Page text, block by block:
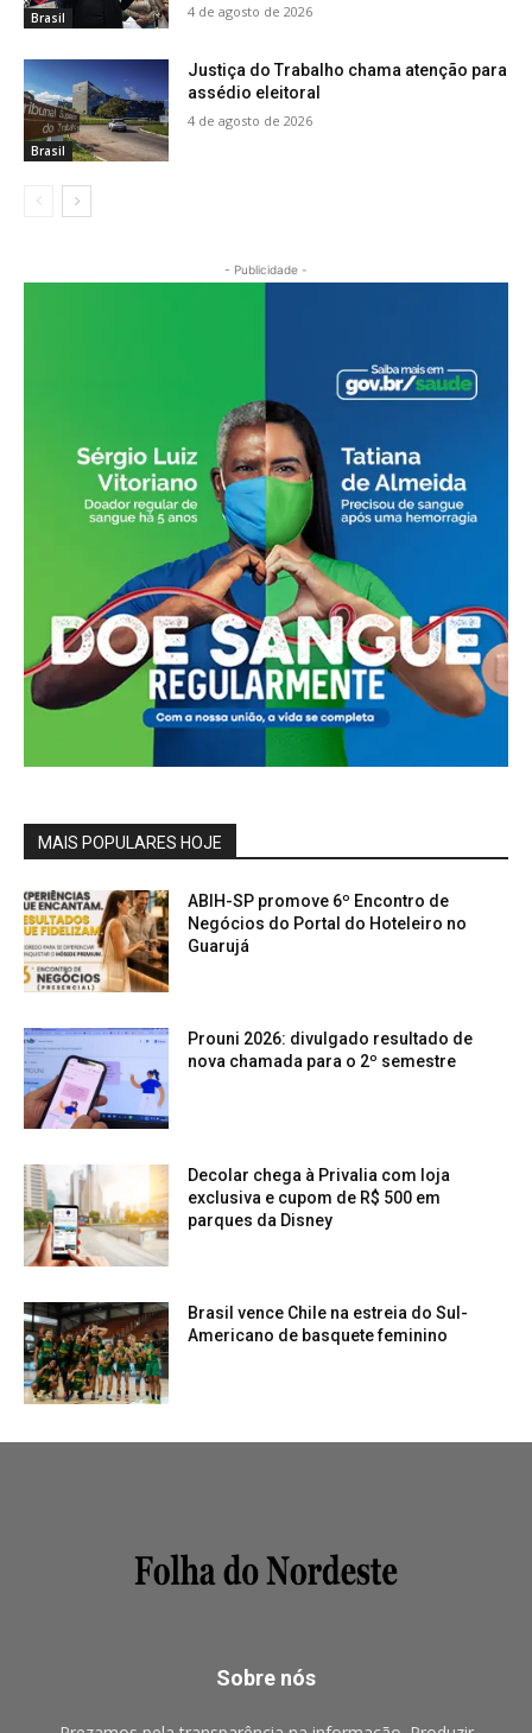
Brasil 4 de agosto de 2026
Brasil
Justiça do Trabalho chama atenção para
assédio eleitoral
4 de agosto de 2026
- Publicidade -
MAIS POPULARES HOJE
ABIH-SP promove 6º Encontro de
Negócios do Portal do Hoteleiro no
Guarujá
Prouni 2026: divulgado resultado de
nova chamada para o 2º semestre
Decolar chega à Privalia com loja
exclusiva e cupom de R$ 500 em
parques da Disney
Brasil vence Chile na estreia do Sul-
Americano de basquete feminino
Sobre nós